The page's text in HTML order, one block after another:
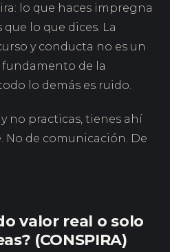
lo que haces impregna
lo que dices. La
y conducta no es un
fundamento de la
lo demás es ruido.
no practicas, tienes ahí
de comunicación. De
valor real o solo
(CONSPIRA)